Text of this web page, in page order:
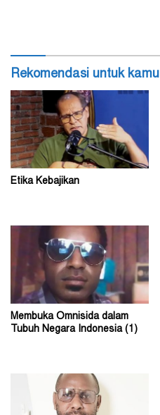
Rekomendasi untuk kamu
Etika Kebajikan
Membuka Omnisida dalam
Tubuh Negara Indonesia (1)